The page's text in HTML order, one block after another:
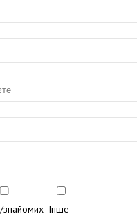
знайомих Інше